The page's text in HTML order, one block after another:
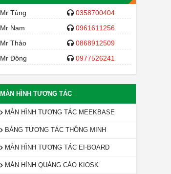
Mr Tùng
0358700404
Mr Nam
0961611256
Mr Thảo
0868912509
Mr Đông
0977526241
MÀN HÌNH TƯƠNG TÁC
MÀN HÌNH TƯƠNG TÁC MEEKBASE
BẢNG TƯƠNG TÁC THÔNG MINH
MÀN HÌNH TƯƠNG TÁC EI-BOARD
MÀN HÌNH QUẢNG CÁO KIOSK